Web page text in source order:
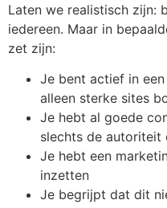
Laten we realistisch zijn:
iedereen. Maar in
zet zijn:
Je bent actief in
alleen sterke sites
Je hebt al goede
slechts de autoriteit
Je hebt een
inzetten
Je begrijpt dat dit